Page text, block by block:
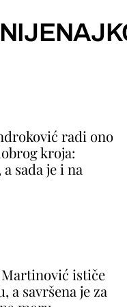
radi ono
kroja:
sada je i na
ističe
a savršena je za